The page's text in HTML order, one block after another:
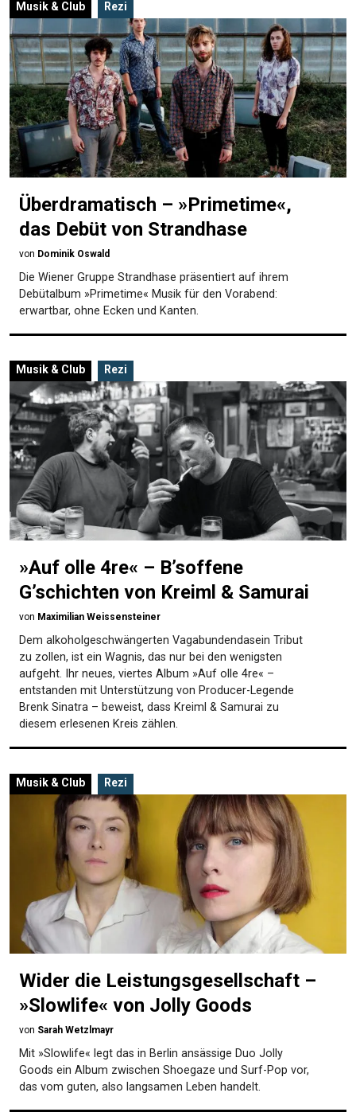
Musik & Club Rezi
Überdramatisch – »Primetime«,
das Debüt von Strandhase
von Dominik Oswald
Die Wiener Gruppe Strandhase präsentiert auf ihrem
Debütalbum »Primetime« Musik für den Vorabend:
erwartbar, ohne Ecken und Kanten.
Musik & Club Rezi
»Auf olle 4re« – B’soffene
G’schichten von Kreiml & Samurai
von Maximilian Weissensteiner
Dem alkoholgeschwängerten Vagabundendasein Tribut
zu zollen, ist ein Wagnis, das nur bei den wenigsten
aufgeht. Ihr neues, viertes Album »Auf olle 4re« –
entstanden mit Unterstützung von Producer-Legende
Brenk Sinatra – beweist, dass Kreiml & Samurai zu
diesem erlesenen Kreis zählen.
Musik & Club Rezi
Wider die Leistungsgesellschaft –
»Slowlife« von Jolly Goods
von Sarah Wetzlmayr
Mit »Slowlife« legt das in Berlin ansässige Duo Jolly
Goods ein Album zwischen Shoegaze und Surf-Pop vor,
das vom guten, also langsamen Leben handelt.